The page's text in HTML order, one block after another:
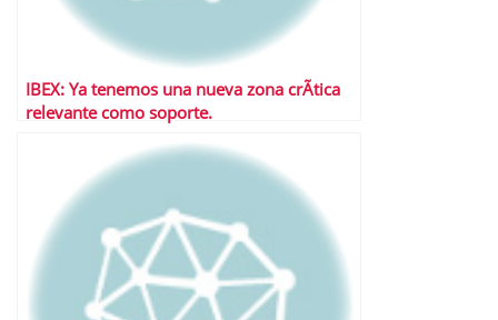
IBEX: Ya tenemos una nueva zona crÃ­tica
relevante como soporte.